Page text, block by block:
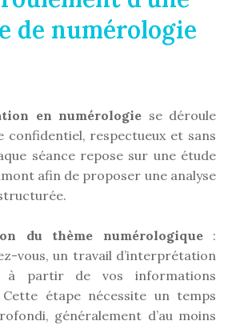
de numérologie
en numérologie se déroule
confidentiel, respectueux et sans
séance repose sur une étude
afin de proposer une analyse
du thème numérologique:
vous, un travail d’interprétation
à partir de vos informations
Cette étape nécessite un temps
généralement d’au moins